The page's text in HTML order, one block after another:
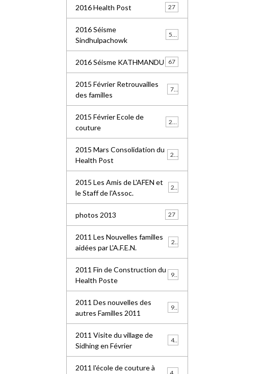
2016 Health Post 27
2016 Séisme
Sindhulpachowk
2016 Séisme KATHMANDU 67
2015 Février Retrouvailles
des familles
77
2015 Février Ecole de
couture
2015 Mars Consolidation du
Health Post
2015 Les Amis de L'AFEN et
le Staff de l'Assoc.
photos 2013 27
2011 Les Nouvelles familles
aidées par L'A.F.E.N.
2011 Fin de Construction du
Health Poste
99
2011 Des nouvelles des
autres Familles 2011
2011 Visite du village de
Sidhing en Février
41
2011 l'école de couture à
49